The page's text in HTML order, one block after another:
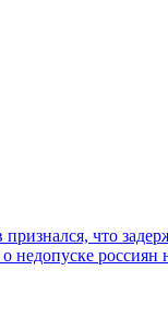
что
недопуске